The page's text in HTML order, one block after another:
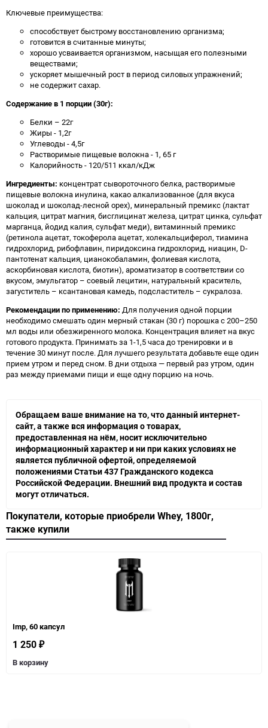
Ключевые преимущества:
способствует быстрому восстановлению организма;
готовится в считанные минуты;
хорошо усваивается организмом, насыщая его полезными
веществами;
ускоряет мышечный рост в период силовых упражнений;
не содержит сахар.
Содержание в 1 порции (30г):
Белки – 22г
Жиры - 1,2г
Углеводы - 4,5г
Растворимые пищевые волокна - 1, 65 г
Калорийность - 120/511 ккал/кДж
Ингредиенты: концентрат сывороточного белка, растворимые
пищевые волокна инулина, какао алкализованное (для вкуса
шоколад и шоколад-лесной орех), минеральный премикс (лактат
кальция, цитрат магния, бисглицинат железа, цитрат цинка, сульфат
марганца, йодид калия, сульфат меди), витаминный премикс
(ретинола ацетат, токоферола ацетат, холекальциферол, тиамина
гидрохлорид, рибофлавин, пиридоксина гидрохлорид, ниацин, D-
пантотенат кальция, цианокобаламин, фолиевая кислота,
аскорбиновая кислота, биотин), ароматизатор в соответствии со
вкусом, эмульгатор – соевый лецитин, натуральный краситель,
загуститель – ксантановая камедь, подсластитель – сукралоза.
Рекомендации по применению: Для получения одной порции
необходимо смешать один мерный стакан (30 г) порошка с 200–250
мл воды или обезжиренного молока. Концентрация влияет на вкус
готового продукта. Принимать за 1-1,5 часа до тренировки и в
течение 30 минут после. Для лучшего результата добавьте еще один
прием утром и перед сном. В дни отдыха — первый раз утром, один
раз между приемами пищи и еще одну порцию на ночь.
Обращаем ваше внимание на то, что данный интернет-
сайт, а также вся информация о товарах,
предоставленная на нём, носит исключительно
информационный характер и ни при каких условиях не
является публичной офертой, определяемой
положениями Статьи 437 Гражданского кодекса
Российской Федерации. Внешний вид продукта и состав
могут отличаться.
Покупатели, которые приобрели Whey, 1800г,
также купили
Imp, 60 капсул
1 250 ₽
В корзину